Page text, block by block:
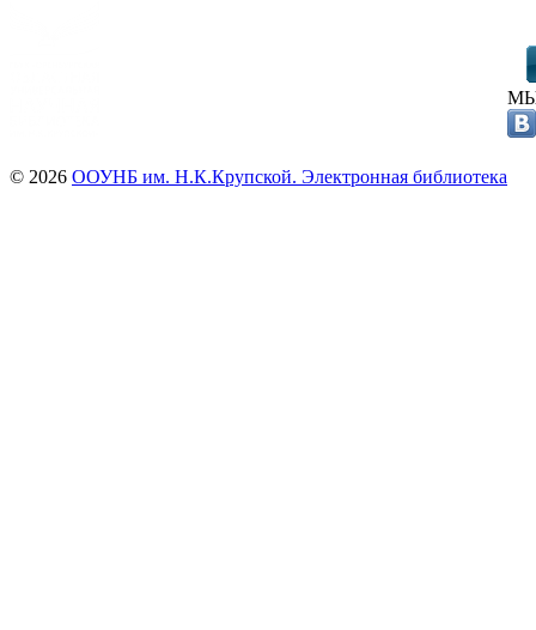
© 2026 ООУНБ им. Н.К.Крупской. Электронная библиотека